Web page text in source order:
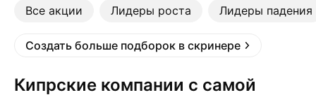
Все акции Лидеры роста Лидеры падения
Создать больше подборок в скринере
Кипрские компании с самой